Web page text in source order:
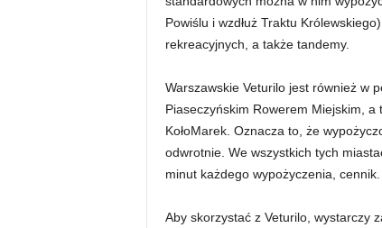
Powiślu i wzdłuż Traktu
rekreacyjnych, a także tandemy.
Warszawskie Veturilo jest również w
Piaseczyńskim Rowerem Miejskim, a
KołoMarek. Oznacza to, że
odwrotnie. We wszystkich tych
minut każdego wypożyczenia, cennik.
Aby skorzystać z Veturilo, wystarczy